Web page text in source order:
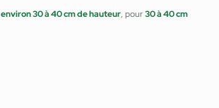
environ 30 à 40 cm de hauteur, pour30 à 40 cm